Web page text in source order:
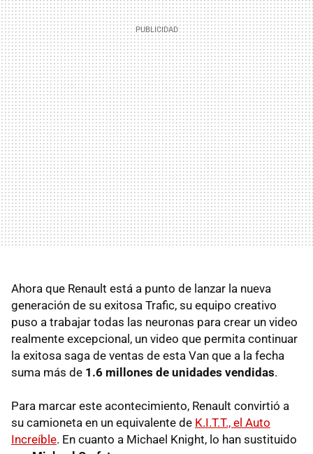
Ahora que Renault está a punto de lanzar la nueva
generación de su exitosa Trafic, su equipo creativo
puso a trabajar todas las neuronas para crear un video
realmente excepcional, un video que permita continuar
la exitosa saga de ventas de esta Van que a la fecha
suma más de 1.6 millones de unidades vendidas.
Para marcar este acontecimiento, Renault convirtió a
su camioneta en un equivalente de K.I.T.T., el Auto
Increíble. En cuanto a Michael Knight, lo han sustituido